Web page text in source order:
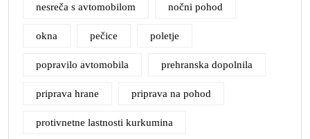
nesreča s avtomobilom nočni pohod
okna pečice poletje
popravilo avtomobila prehranska dopolnila
priprava hrane priprava na pohod
protivnetne lastnosti kurkumina